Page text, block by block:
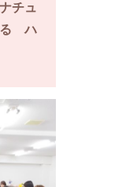
チュ
る ハ